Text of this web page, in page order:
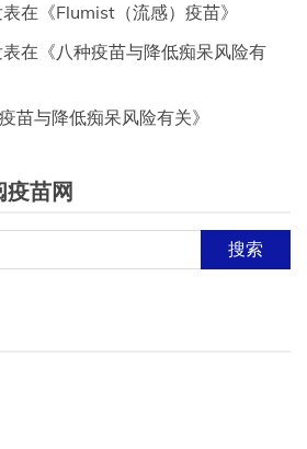
在《Flumist（流感）疫苗》
在《八种疫苗与降低痴呆风险有
苗与降低痴呆风险有关》
苗网